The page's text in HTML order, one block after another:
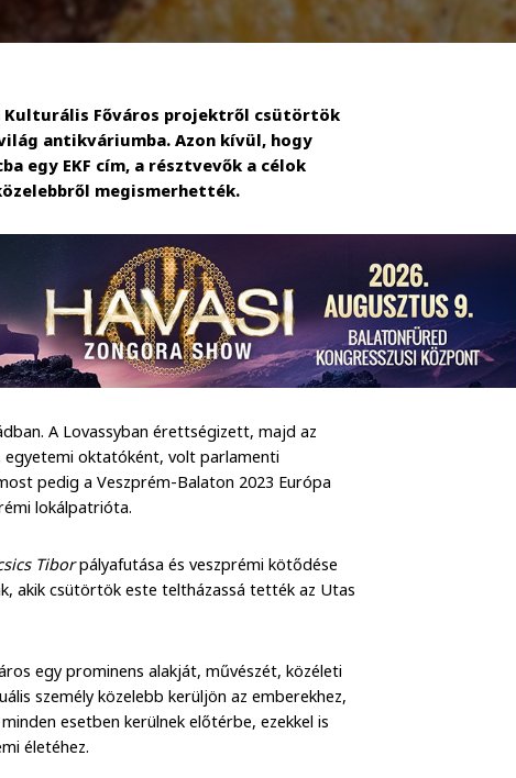
Kulturális Főváros projektről csütörtök
antikváriumba. Azon kívül, hogy
egy EKF cím, a résztvevők a célok
megismerhették.
A Lovassyban érettségizett, majd az
oktatóként, volt parlamenti
pedig a Veszprém-Balaton 2023 Európa
lokálpatrióta.
Tiborpályafutása és veszprémi kötődése
akik csütörtök este teltházassá tették az Utas
egy prominens alakját, művészét, közéleti
személy közelebb kerüljön az emberekhez,
esetben kerülnek előtérbe, ezekkel is
életéhez.